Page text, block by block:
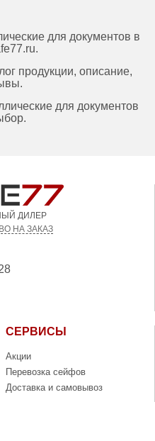
для документов в
продукции, описание,
для документов
ДИЛЕР
НА ЗАКАЗ
СЕРВИСЫ
Акции
Перевозка сейфов
Доставка и самовывоз